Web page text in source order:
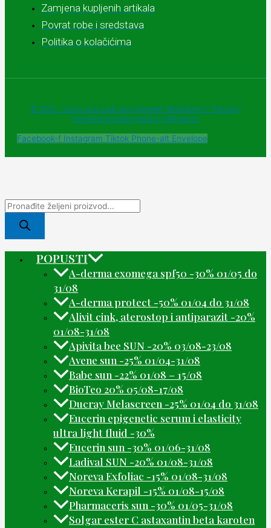
Zamjena kupljenih artikala
Povrat robe i sredstava
Politika o kolačićima
© 2025 - Sva prava zadržava Apoteke "Belladonna" Trebinje |
Powered and designed by Webherzz
Facebook-f Instagram Tiktok Phone-alt Envelope
POPUSTI
A-derma exomega spf50 -30% 01/05 do
31/08
A-derma protect -50% 01/04 do 31/08
Alivit cink, aterostop i antiparazit -20%
01/08-31/08
Apivita bee SUN -20% 03/08-23/08
Avene sun -25% 01/04-31/08
Babe sun -22% 01/08 – 15/08
BioTeo 20% 05/08-17/08
Ducray Melascreen -25% 01/04 do 31/08
Eucerin epigenetic serum i elasticity
ultra light fluid -30%
Eucerin sun -30% 01/06-31/08
Ladival SUN -20% 01/08-31/08
Noreva Exfoliac -15% 01/08-31/08
Noreva Kerapil -15% 01/08-15/08
Pharmaceris sun -30% 01/05-31/08
Solgar ester C astaxantin beta karoten